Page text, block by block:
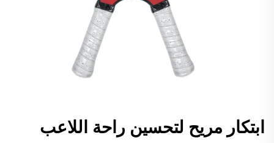
ابتكار مريح لتحسين راحة اللاعب